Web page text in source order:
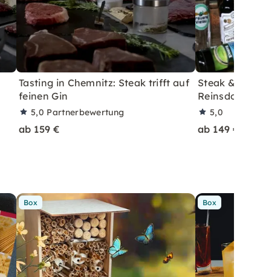
Tasting in Chemnitz: Steak trifft auf
feinen Gin
5,0 Partnerbewertung
ab 159 €
Steak &
Reinsdorf
5,0
ab 149 €
Box Box